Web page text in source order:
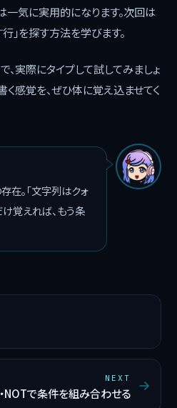
一気に実用的になります。次回は
」を探す方法を学びます。
実際にタイプして試してみましょ
感覚を、ぜひ体に覚え込ませてく
在。「文字列はクォ
覚えれば、もう条
NEXT
NOTで条件を組み合わせる